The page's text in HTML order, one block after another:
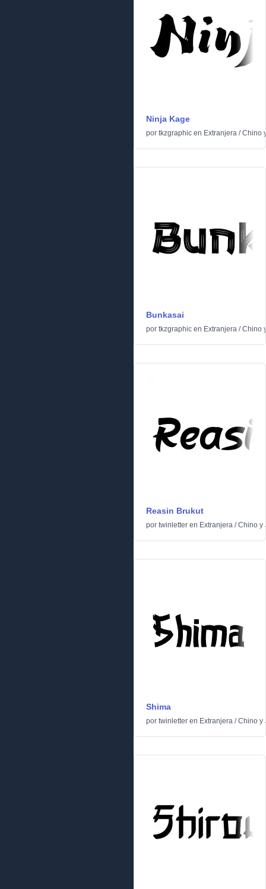
Ninja Kage
por tkzgraphic en Extranjera /Chino
Bunkasai
por tkzgraphic en Extranjera /Chino
Reasin Brukut
por twinletter en Extranjera /Chino y
Shima
por twinletter en Extranjera /Chino y